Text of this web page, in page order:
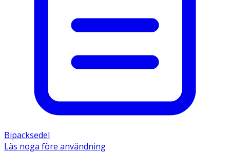
Bipacksedel
Läs noga före användning